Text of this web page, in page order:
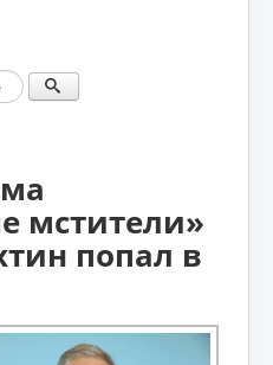
мстители»
попал в